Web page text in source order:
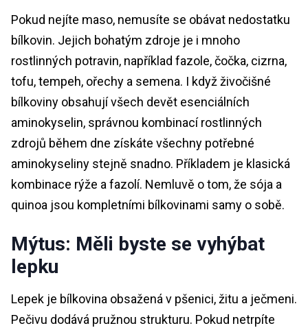
Pokud nejíte maso, nemusíte se obávat nedostatku
bílkovin. Jejich bohatým zdroje je i mnoho
rostlinných potravin, například fazole, čočka, cizrna,
tofu, tempeh, ořechy a semena. I když živočišné
bílkoviny obsahují všech devět esenciálních
aminokyselin, správnou kombinací rostlinných
zdrojů během dne získáte všechny potřebné
aminokyseliny stejně snadno. Příkladem je klasická
kombinace rýže a fazolí. Nemluvě o tom, že sója a
quinoa jsou kompletními bílkovinami samy o sobě.
Mýtus: Měli byste se vyhýbat
lepku
Lepek je bílkovina obsažená v pšenici, žitu a ječmeni.
Pečivu dodává pružnou strukturu. Pokud netrpíte